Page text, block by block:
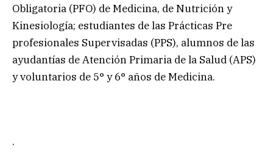
Obligatoria (PFO) de Medicina, de Nutrición y
Kinesiología; estudiantes de las Prácticas Pre
profesionales Supervisadas (PPS), alumnos de las
ayudantías de Atención Primaria de la Salud (APS)
y voluntarios de 5° y 6° años de Medicina.
.